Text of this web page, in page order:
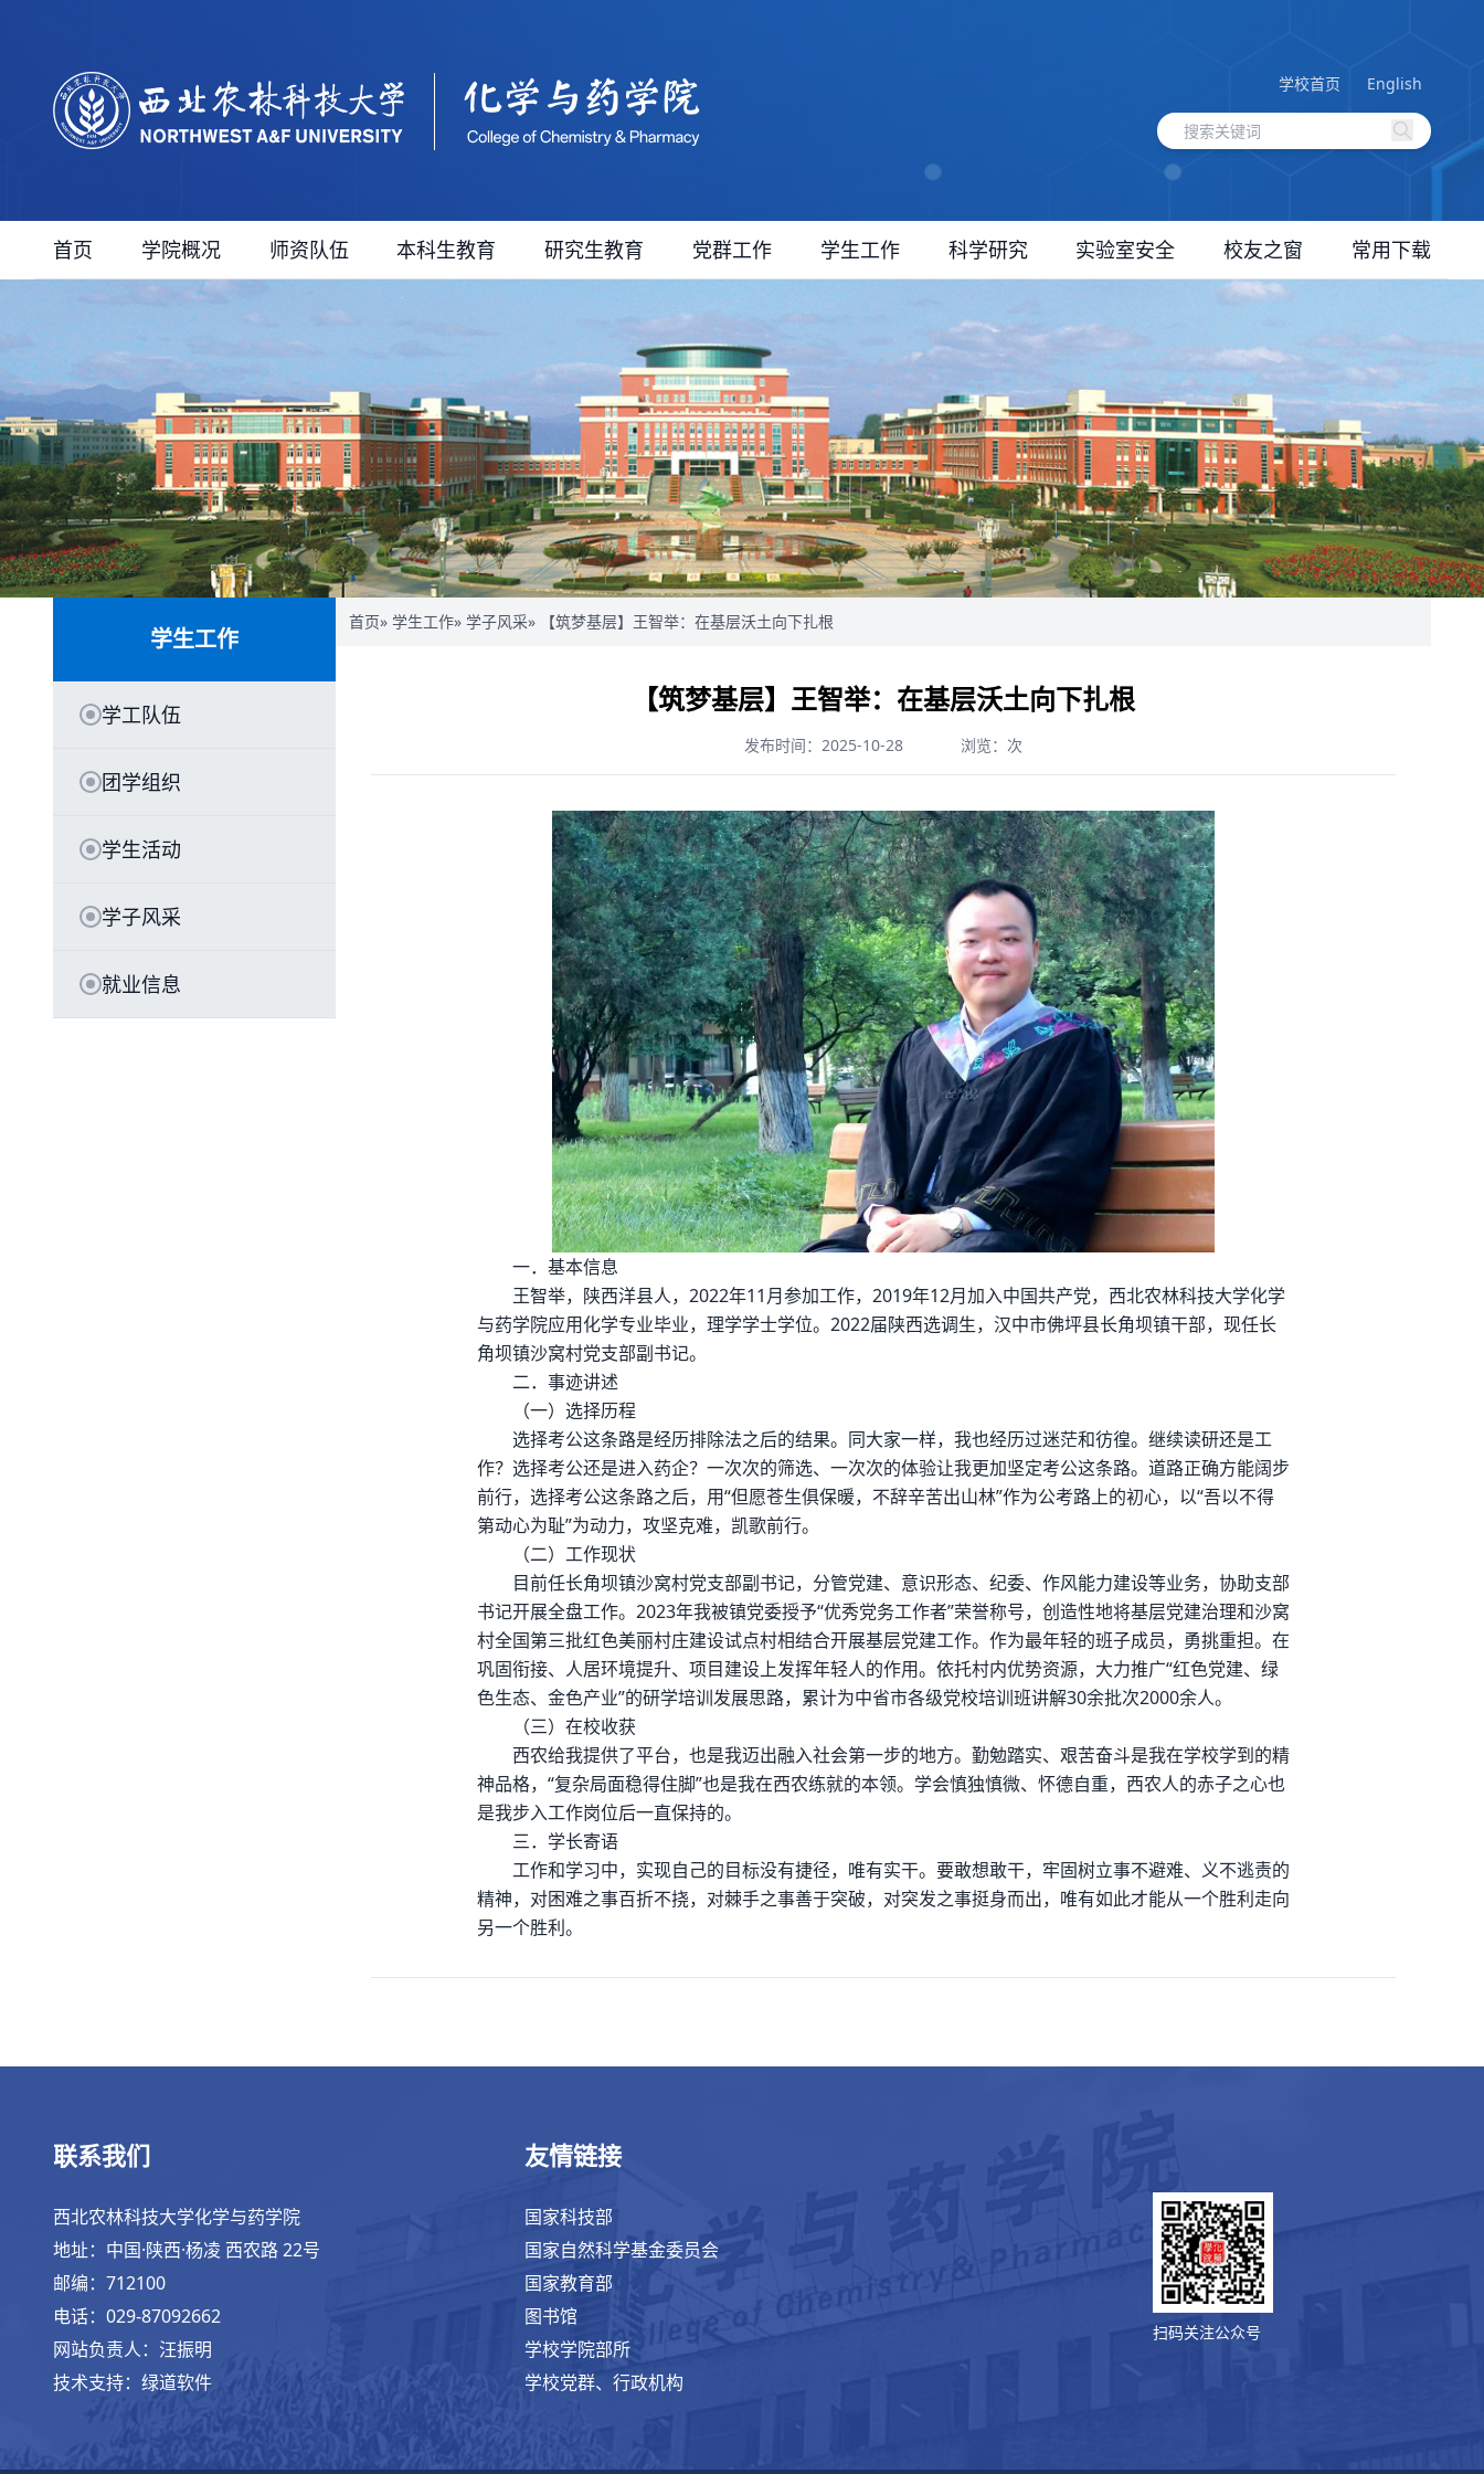
学校首页 English
首页 学院概况 师资队伍 本科生教育 研究生教育 党群工作 学生工作 科学研究 实验室安全 校友之窗 常用下载
学生工作
学工队伍
团学组织
学生活动
学子风采
就业信息
首页» 学生工作» 学子风采» 【筑梦基层】王智举：在基层沃土向下扎根
【筑梦基层】王智举：在基层沃土向下扎根
发布时间：2025-10-28 浏览： 次
一．基本信息
王智举，陕西洋县人，2022年11月参加工作，2019年12月加入中国共产党，西北农林科技大学化学
与药学院应用化学专业毕业，理学学士学位。2022届陕西选调生，汉中市佛坪县长角坝镇干部，现任长
角坝镇沙窝村党支部副书记。
二．事迹讲述
（一）选择历程
选择考公这条路是经历排除法之后的结果。同大家一样，我也经历过迷茫和彷徨。继续读研还是工
作？选择考公还是进入药企？一次次的筛选、一次次的体验让我更加坚定考公这条路。道路正确方能阔步
前行，选择考公这条路之后，用“但愿苍生俱保暖，不辞辛苦出山林”作为公考路上的初心，以“吾以不得
第动心为耻”为动力，攻坚克难，凯歌前行。
（二）工作现状
目前任长角坝镇沙窝村党支部副书记，分管党建、意识形态、纪委、作风能力建设等业务，协助支部
书记开展全盘工作。2023年我被镇党委授予“优秀党务工作者”荣誉称号，创造性地将基层党建治理和沙窝
村全国第三批红色美丽村庄建设试点村相结合开展基层党建工作。作为最年轻的班子成员，勇挑重担。在
巩固衔接、人居环境提升、项目建设上发挥年轻人的作用。依托村内优势资源，大力推广“红色党建、绿
色生态、金色产业”的研学培训发展思路，累计为中省市各级党校培训班讲解30余批次2000余人。
（三）在校收获
西农给我提供了平台，也是我迈出融入社会第一步的地方。勤勉踏实、艰苦奋斗是我在学校学到的精
神品格，“复杂局面稳得住脚”也是我在西农练就的本领。学会慎独慎微、怀德自重，西农人的赤子之心也
是我步入工作岗位后一直保持的。
三．学长寄语
工作和学习中，实现自己的目标没有捷径，唯有实干。要敢想敢干，牢固树立事不避难、义不逃责的
精神，对困难之事百折不挠，对棘手之事善于突破，对突发之事挺身而出，唯有如此才能从一个胜利走向
另一个胜利。
联系我们
西北农林科技大学化学与药学院
地址：中国·陕西·杨凌 西农路 22号
邮编：712100
电话：029-87092662
网站负责人：汪振明
技术支持：绿道软件
友情链接
国家科技部
国家自然科学基金委员会
国家教育部
图书馆
学校学院部所
学校党群、行政机构
扫码关注公众号